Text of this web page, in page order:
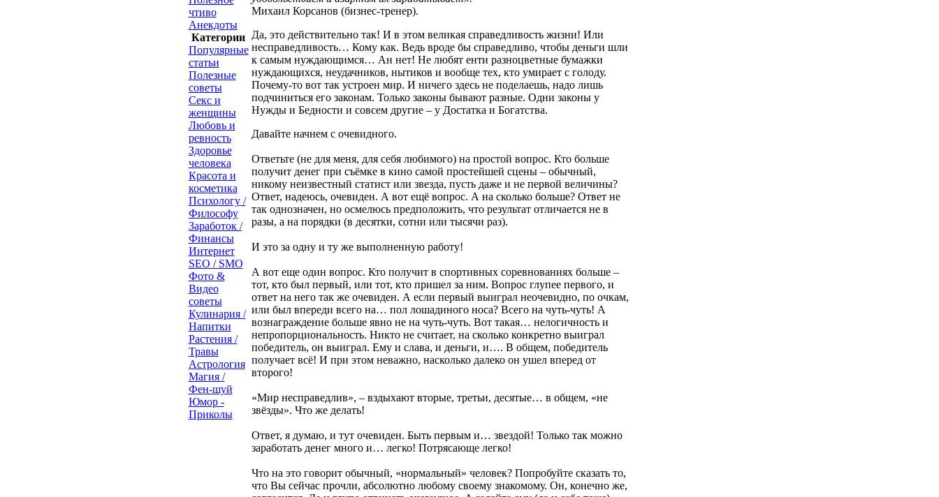
чтиво
Анекдоты
Категории
Популярные
статьи
Полезные
советы
Секс и
женщины
Любовь и
ревность
Здоровье
человека
Красота и
косметика
Психологу /
Философу
Заработок /
Финансы
Интернет
SEO / SMO
Фото &
Видео
советы
Кулинария /
Напитки
Растения /
Травы
Астрология
Магия /
Фен-шуй
Юмор -
Приколы
Михаил Корсанов (бизнес-тренер).
Да, это действительно так! И в этом великая справедливость жизни! Или
несправедливость… Кому как. Ведь вроде бы справедливо, чтобы деньги шли
к самым нуждающимся… Ан нет! Не любят енти разноцветные бумажки
нуждающихся, неудачников, нытиков и вообще тех, кто умирает с голоду.
Почему-то вот так устроен мир. И ничего здесь не поделаешь, надо лишь
подчиниться его законам. Только законы бывают разные. Одни законы у
Нужды и Бедности и совсем другие – у Достатка и Богатства.
Давайте начнем с очевидного.
Ответьте (не для меня, для себя любимого) на простой вопрос. Кто больше
получит денег при съёмке в кино самой простейшей сцены – обычный,
никому неизвестный статист или звезда, пусть даже и не первой величины?
Ответ, надеюсь, очевиден. А вот ещё вопрос. А на сколько больше? Ответ не
так однозначен, но осмелюсь предположить, что результат отличается не в
разы, а на порядки (в десятки, сотни или тысячи раз).
И это за одну и ту же выполненную работу!
А вот еще один вопрос. Кто получит в спортивных соревнованиях больше –
тот, кто был первый, или тот, кто пришел за ним. Вопрос глупее первого, и
ответ на него так же очевиден. А если первый выиграл неочевидно, по очкам,
или был впереди всего на… пол лошадиного носа? Всего на чуть-чуть! А
вознаграждение больше явно не на чуть-чуть. Вот такая… нелогичность и
непропорциональность. Никто не считает, на сколько конкретно выиграл
победитель, он выиграл. Ему и слава, и деньги, и…. В общем, победитель
получает всё! И при этом неважно, насколько далеко он ушел вперед от
второго!
«Мир несправедлив», – вздыхают вторые, третьи, десятые… в общем, «не
звёзды». Что же делать!
Ответ, я думаю, и тут очевиден. Быть первым и… звездой! Только так можно
заработать денег много и… легко! Потрясающе легко!
Что на это говорит обычный, «нормальный» человек? Попробуйте сказать то,
что Вы сейчас прочли, абсолютно любому своему знакомому. Он, конечно же,